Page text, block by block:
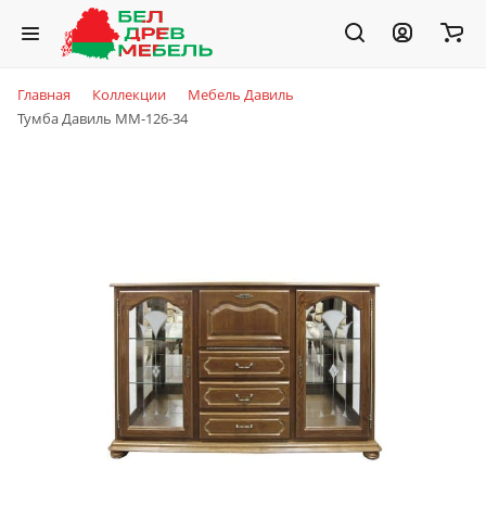
Главная Коллекции
Мебель Давиль
Тумба Давиль ММ-126-34